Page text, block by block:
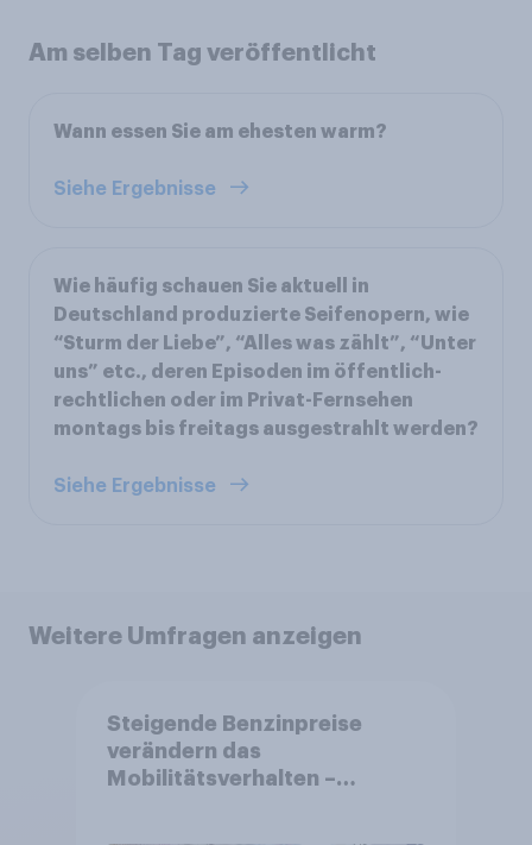
Am selben Tag veröffentlicht
Wann essen Sie am ehesten warm?
Siehe Ergebnisse
Wie häufig schauen Sie aktuell in
Deutschland produzierte Seifenopern, wie
“Sturm der Liebe”, “Alles was zählt”, “Unter
uns” etc., deren Episoden im öffentlich-
rechtlichen oder im Privat-Fernsehen
montags bis freitags ausgestrahlt werden?
Siehe Ergebnisse
Weitere Umfragen anzeigen
Steigende Benzinpreise
verändern das
Mobilitätsverhalten –